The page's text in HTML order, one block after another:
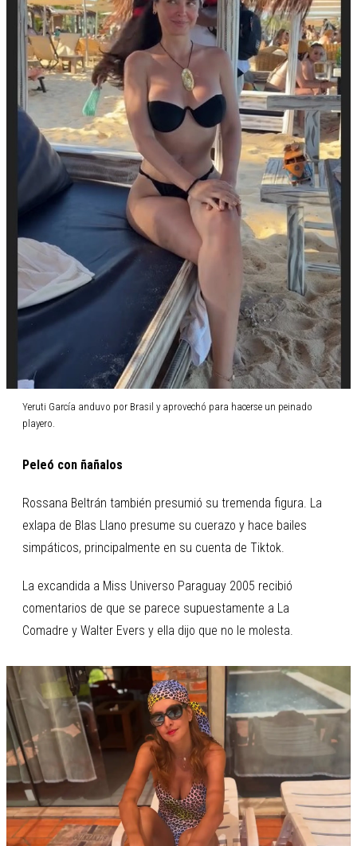
Yeruti García anduvo por Brasil y aprovechó para hacerse un peinado
playero.
Peleó con ñañalos
Rossana Beltrán también presumió su tremenda figura. La
exlapa de Blas Llano presume su cuerazo y hace bailes
simpáticos, principalmente en su cuenta de Tiktok.
La excandida a Miss Universo Paraguay 2005 recibió
comentarios de que se parece supuestamente a La
Comadre y Walter Evers y ella dijo que no le molesta.